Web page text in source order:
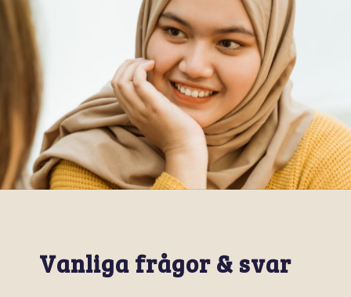
Vanliga frågor & svar